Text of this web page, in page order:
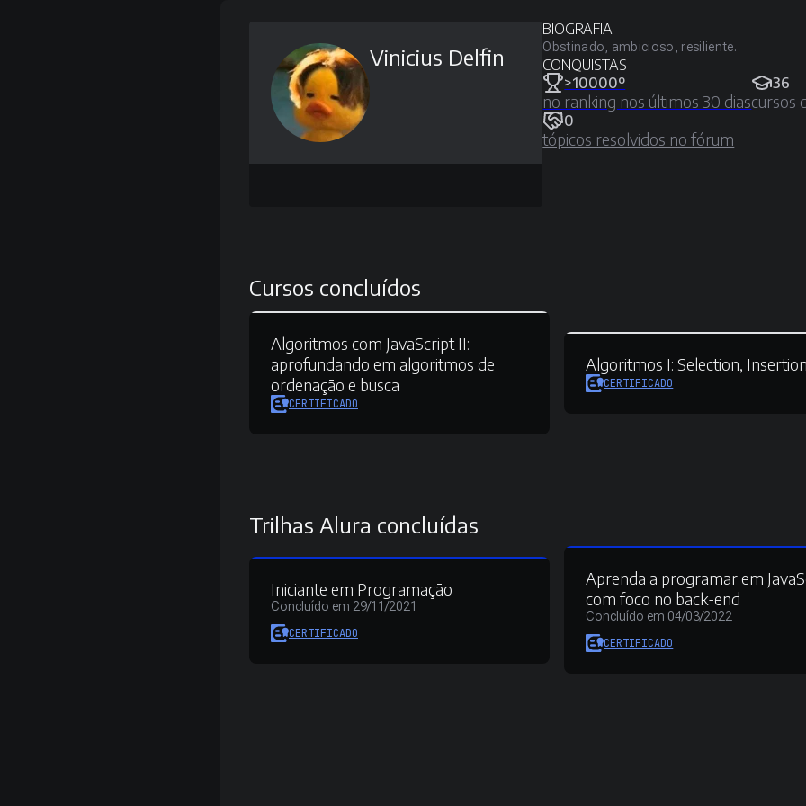
Vinicius Delfin
BIOGRAFIA
Obstinado, ambicioso, resiliente.
CONQUISTAS
>10000º
no ranking nos últimos 30 dias
36
cursos
0
tópicos resolvidos no fórum
Cursos concluídos
Algoritmos com JavaScript II:
aprofundando em algoritmos de
ordenação e busca
CERTIFICADO
Algoritmos I: Selection,
CERTIFICADO
Trilhas Alura concluídas
Iniciante em Programação
Concluído em 29/11/2021
CERTIFICADO
Aprenda a programar em
com foco no back-end
Concluído em 04/03/2022
CERTIFICADO